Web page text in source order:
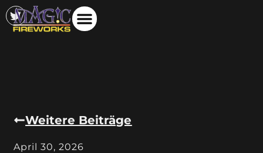
Weitere Beiträge
April 30, 2026